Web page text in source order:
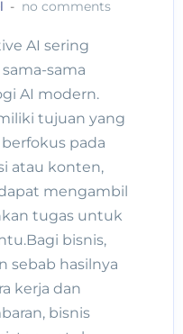
no comments
AI sering
sama
AI modern.
tujuan yang
pada
atau konten,
mengambil
tugas untuk
bisnis,
sebab hasilnya
kerja dan
bisnis